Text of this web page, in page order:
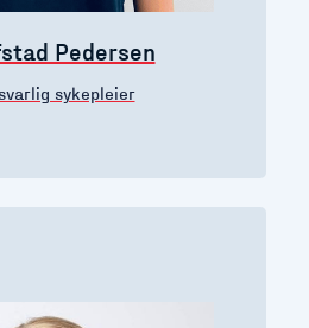
Pedersen
sykepleier